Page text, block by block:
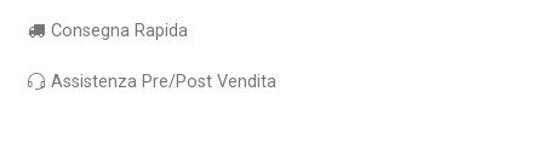
Consegna Rapida
Assistenza Pre/Post Vendita